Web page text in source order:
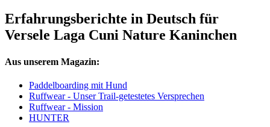
Erfahrungsberichte in Deutsch für
Versele Laga Cuni Nature Kaninchen
Aus unserem Magazin:
Paddelboarding mit Hund
Ruffwear - Unser Trail-getestetes Versprechen
Ruffwear - Mission
HUNTER